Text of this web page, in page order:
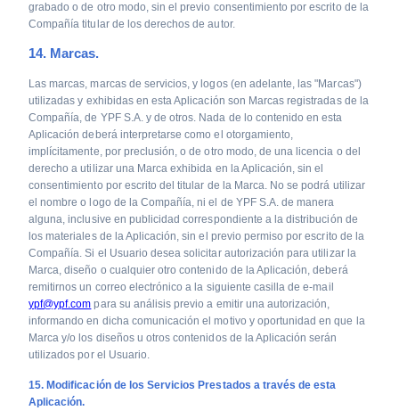
grabado o de otro modo, sin el previo consentimiento por escrito de la
Compañía titular de los derechos de autor.
14. Marcas.
Las marcas, marcas de servicios, y logos (en adelante, las "Marcas")
utilizadas y exhibidas en esta Aplicación son Marcas registradas de la
Compañía, de YPF S.A. y de otros. Nada de lo contenido en esta
Aplicación deberá interpretarse como el otorgamiento,
implícitamente, por preclusión, o de otro modo, de una licencia o del
derecho a utilizar una Marca exhibida en la Aplicación, sin el
consentimiento por escrito del titular de la Marca. No se podrá utilizar
el nombre o logo de la Compañía, ni el de YPF S.A. de manera
alguna, inclusive en publicidad correspondiente a la distribución de
los materiales de la Aplicación, sin el previo permiso por escrito de la
Compañía. Si el Usuario desea solicitar autorización para utilizar la
Marca, diseño o cualquier otro contenido de la Aplicación, deberá
remitirnos un correo electrónico a la siguiente casilla de e-mail
ypf@ypf.com para su análisis previo a emitir una autorización,
informando en dicha comunicación el motivo y oportunidad en que la
Marca y/o los diseños u otros contenidos de la Aplicación serán
utilizados por el Usuario.
15. Modificación de los Servicios Prestados a través de esta
Aplicación.